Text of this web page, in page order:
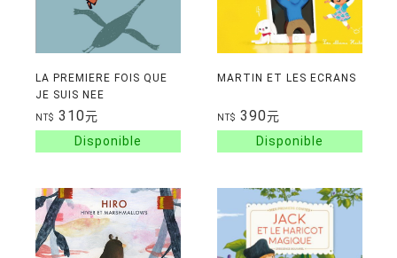
LA PREMIERE FOIS QUE
JE SUIS NEE
NT$ 310元
MARTIN ET LES ECRANS
NT$ 390元